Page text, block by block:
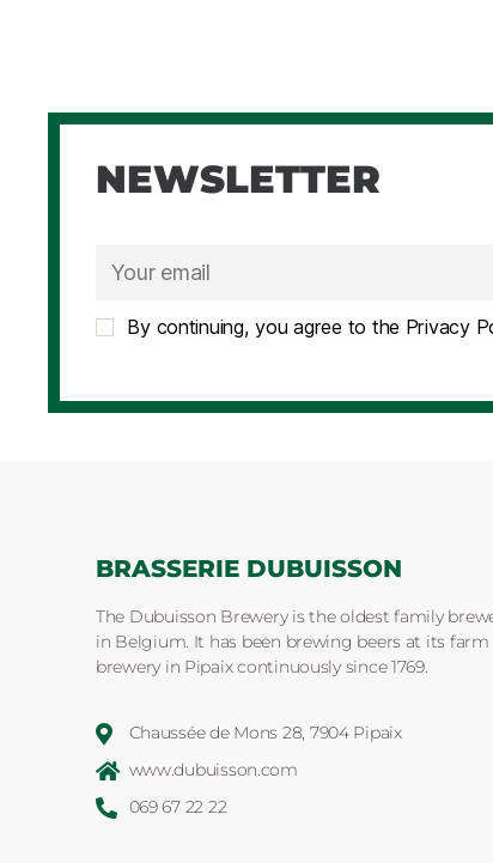
NEWSLETTER
By continuing, you agree to the Privacy
BRASSERIE DUBUISSON
The Dubuisson Brewery is the oldest family
in Belgium. It has been brewing beers at its farm
brewery in Pipaix continuously since 1769.
Chaussée de Mons 28, 7904 Pipaix
www.dubuisson.com
069 67 22 22